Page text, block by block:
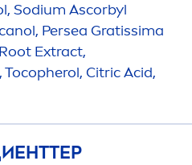
Sodium Ascorbyl
Persea Gratissima
Extract,
Citric Acid,